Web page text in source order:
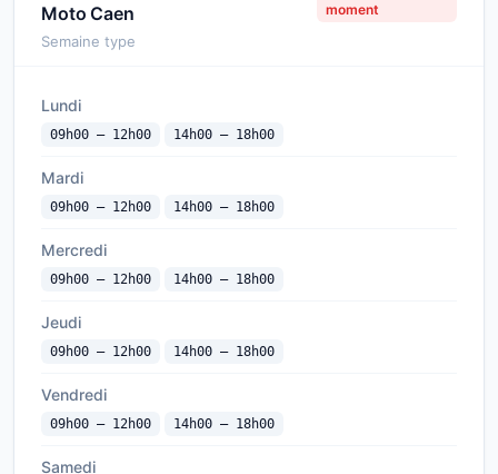
Moto Caen moment
Semaine type
Lundi
09h00 — 12h00 14h00 — 18h00
Mardi
09h00 — 12h00 14h00 — 18h00
Mercredi
09h00 — 12h00 14h00 — 18h00
Jeudi
09h00 — 12h00 14h00 — 18h00
Vendredi
09h00 — 12h00 14h00 — 18h00
Samedi